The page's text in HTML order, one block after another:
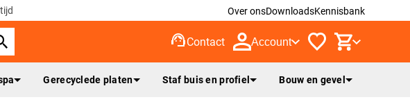
Over onsDownloadsKennisbank
support_agentContact Account
Gerecyclede platen Staf buis en profiel Bouw en gevel